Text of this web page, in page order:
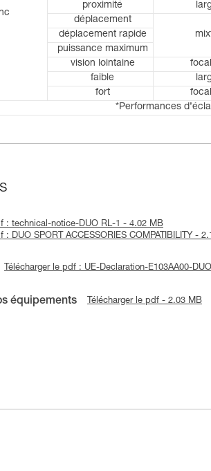
proximité
déplacement
déplacement rapide
puissance maximum
vision lointaine
faible
fort
*Performances
: technical-notice-DUO RL-1 - 4.02 MB
: DUO SPORT ACCESSORIES COMPATIBILITY -
Télécharger le pdf : UE-Declaration-E103AA00-
équipements Télécharger le pdf - 2.03 MB